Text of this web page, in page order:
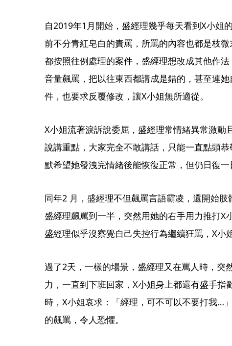
自2019年1月開始，盛經理幾乎每天看到X小姐
前不分青紅皂白的責罵，所罵的內容也都是枝
都按照往例處理的案件，盛經理想改成其他作
音量飆罵，把以往東西都講成是錯的，甚至連
件，也要求反覆修改，讓X小姐無所適從。
X小姐流著淚訴說委屈，盛經理常情緒異常激動
說講重點，大家完全不敢講話，只能一直點頭
默希望她發洩完情緒後能恢復正常，但仍日復一
同年2 月，盛經理不但飆罵言語霸凌，還開始肢
盛經理飆罵到一半，突然用她的右手用力推打X
盛經理似乎沒察覺自己失控行為繼續狂罵，X小
過了2天，一樣的場景，盛經理又在罵人時，突
力，一直到下班回家，X小姐身上都還有盛手指
時，X小姐哀求：「經理，可不可以不要打我…
的飆罵，令人恐懼。